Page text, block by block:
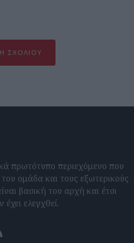
ΣΧΟΛΊΟΥ
πρωτότυπο περιεχόμενο που
ομάδα και τους εξωτερικούς
βασική του αρχή και έτσι
ελεγχθεί.
feeds